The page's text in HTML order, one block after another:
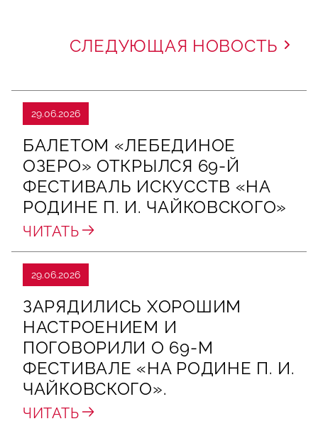
СЛЕДУЮЩАЯ НОВОСТЬ
29.06.2026
БАЛЕТОМ «ЛЕБЕДИНОЕ
ОЗЕРО» ОТКРЫЛСЯ 69-Й
ФЕСТИВАЛЬ ИСКУССТВ «НА
РОДИНЕ П. И. ЧАЙКОВСКОГО»
ЧИТАТЬ
29.06.2026
ЗАРЯДИЛИСЬ ХОРОШИМ
НАСТРОЕНИЕМ И
ПОГОВОРИЛИ О 69‑М
ФЕСТИВАЛЕ «НА РОДИНЕ П. И.
ЧАЙКОВСКОГО».
ЧИТАТЬ